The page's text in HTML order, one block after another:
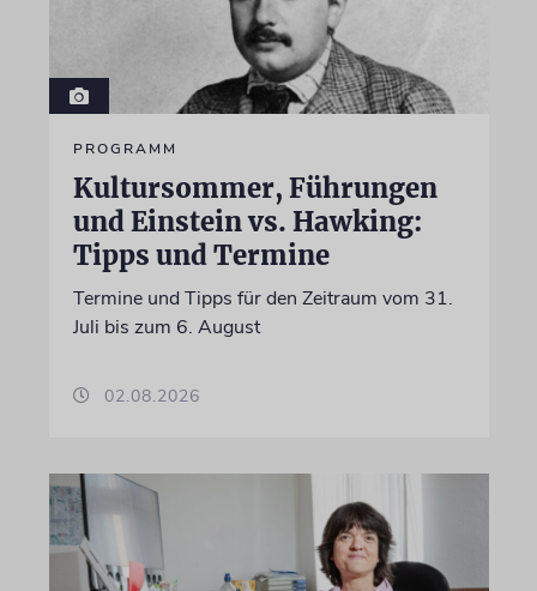
PROGRAMM
Kultursommer, Führungen
und Einstein vs. Hawking:
Tipps und Termine
Termine und Tipps für den Zeitraum vom 31.
Juli bis zum 6. August
02.08.2026